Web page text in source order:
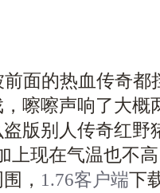
前面的热血传奇都
嚓嚓声响了大概
版别人传奇红野
上现在气温也不
， 1.76客户端下